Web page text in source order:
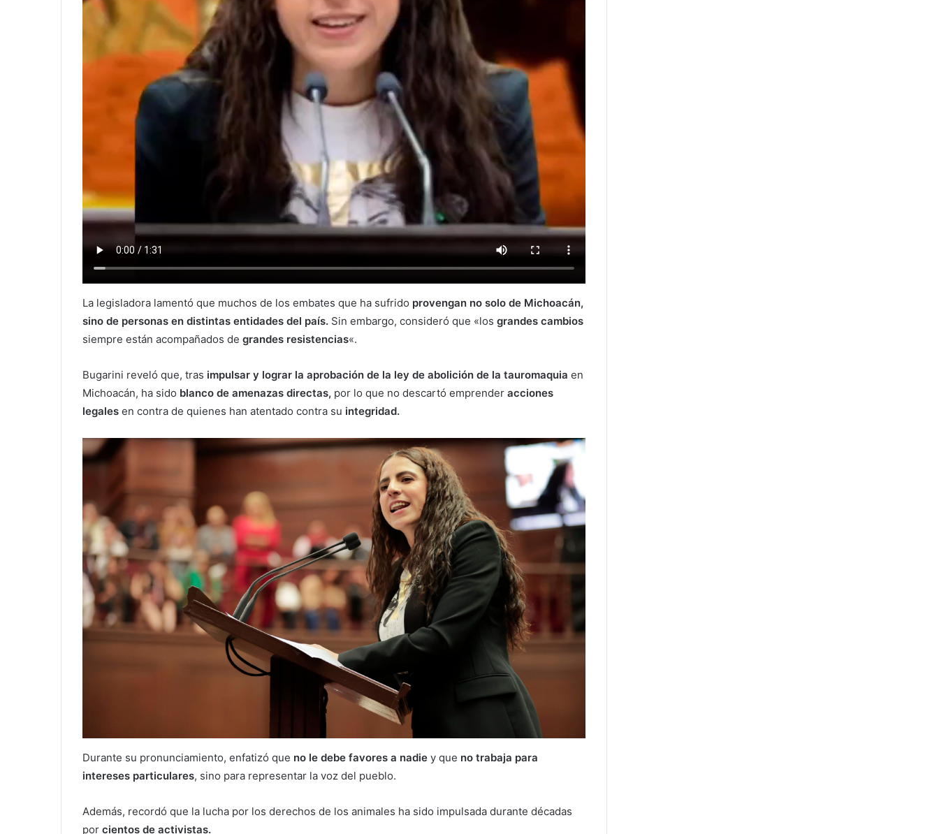
La legisladora lamentó que muchos de los embates que ha sufrido provengan no solo de Michoacán,
sino de personas en distintas entidades del país. Sin embargo, consideró que «los grandes cambios
siempre están acompañados de grandes resistencias«.
Bugarini reveló que, tras impulsar y lograr la aprobación de la ley de abolición de la tauromaquia en
Michoacán, ha sido blanco de amenazas directas, por lo que no descartó emprender acciones
legales en contra de quienes han atentado contra su integridad.
Durante su pronunciamiento, enfatizó que no le debe favores a nadie y que no trabaja para
intereses particulares, sino para representar la voz del pueblo.
Además, recordó que la lucha por los derechos de los animales ha sido impulsada durante décadas
por cientos de activistas.